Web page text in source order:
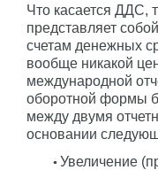
Что касается ДДС,
представляет
счетам денежных
вообще никакой
международной
оборотной формы
между двумя
основании
Увеличение